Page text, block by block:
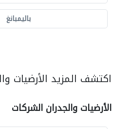
باليمبانغ
اكتشف المزيد الأرضيات
الأرضيات والجدران الشركات